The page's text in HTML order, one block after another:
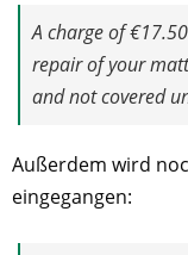
A charge of
repair of your
and not covered
Außerdem wird
eingegangen: